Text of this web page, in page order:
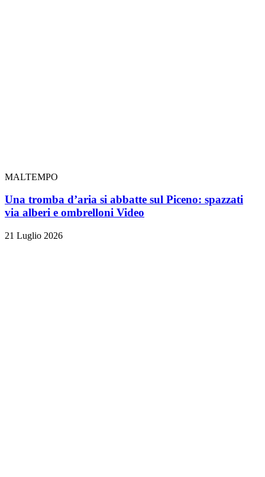
MALTEMPO
Una tromba d’aria si abbatte sul Piceno: spazzati
via alberi e ombrelloni Video
21 Luglio 2026